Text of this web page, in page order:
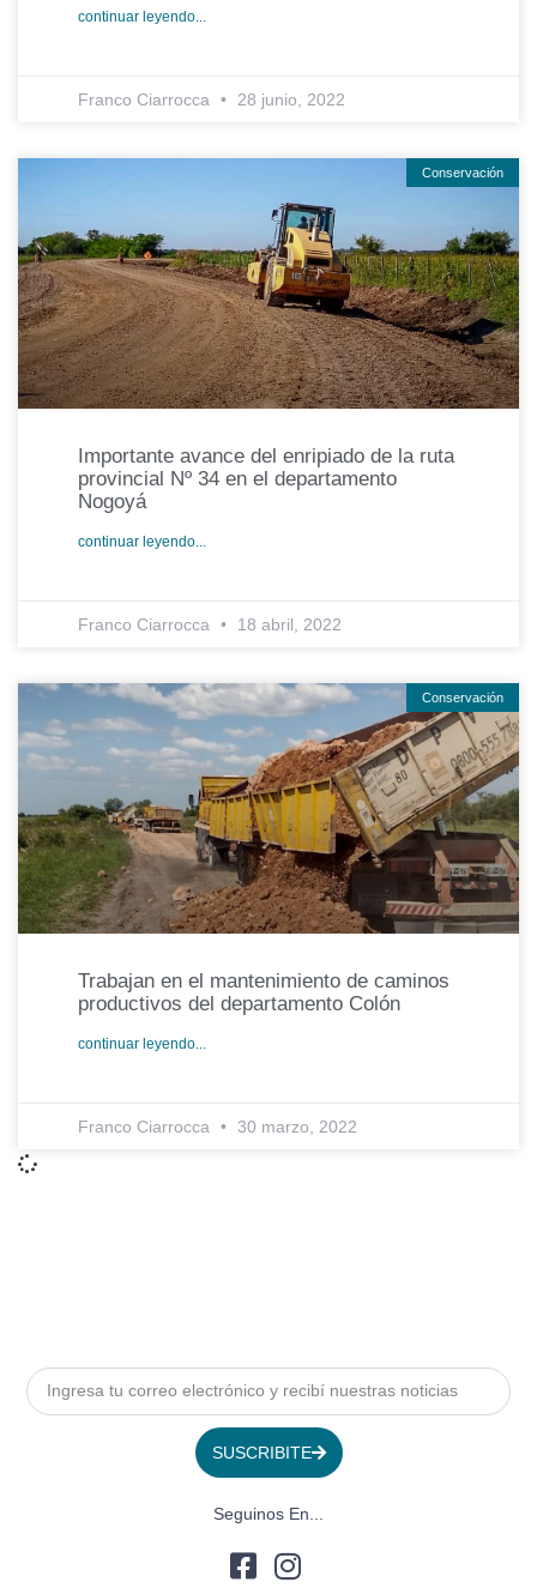
continuar leyendo...
Franco Ciarrocca 28 junio, 2022
Conservación
Importante avance del enripiado de la ruta
provincial Nº 34 en el departamento
Nogoyá
continuar leyendo...
Franco Ciarrocca 18 abril, 2022
Conservación
Trabajan en el mantenimiento de caminos
productivos del departamento Colón
continuar leyendo...
Franco Ciarrocca 30 marzo, 2022
SUSCRIBITE
Seguinos En...